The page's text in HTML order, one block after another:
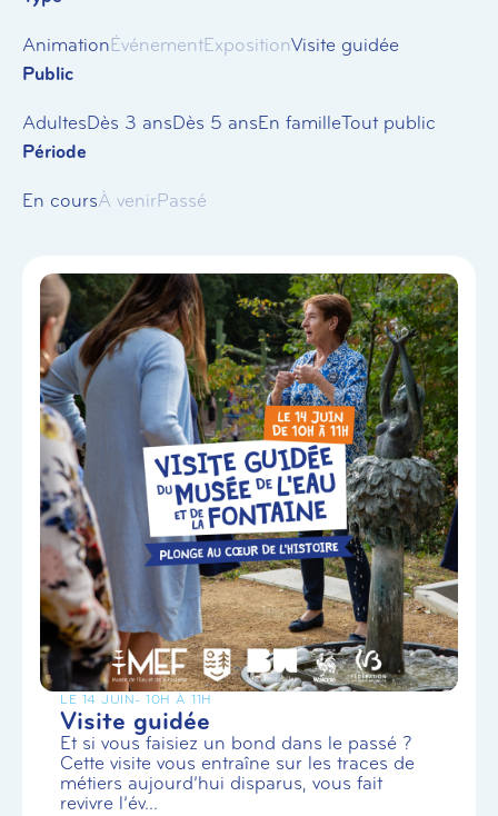
AnimationÉvénementExpositionVisite guidée
Public
AdultesDès 3 ansDès 5 ansEn familleTout public
Période
En coursÀ venirPassé
LE 14 JUIN- 10H À 11H
Visite guidée
Et si vous faisiez un bond dans le passé ?
Cette visite vous entraîne sur les traces de
métiers aujourd’hui disparus, vous fait
revivre l’év...